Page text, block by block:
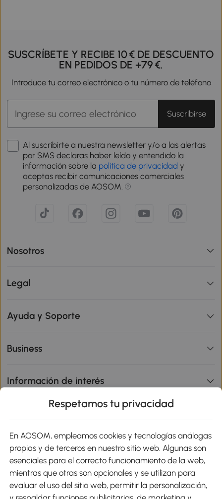
SUSCRÍBETE Y RECIBE 10 € DE DESCUENTO
EN PEDIDOS DE +79 €.
Introduce tu correo electrónico o tu número de teléfono
Suscribirse
Al suscribirte a nuestra newsletter y/o a las alertas
por SMS declaras haber leído y entendido la
información sobre la política de privacidad y
aceptas recibir comunicaciones comerciales
personalizadas de AOSOM.
Nosotros
Legal
Ayuda y Soporte
Business
Información de interés
Métodos de Pago
Respetamos tu privacidad
En AOSOM, empleamos cookies y tecnologías análogas
propias y de terceros en nuestro sitio web. Algunas son
esenciales para el correcto funcionamiento de la web,
mientras que otras son opcionales y se utilizan para
evaluar el uso del sitio web, permitir la personalización,